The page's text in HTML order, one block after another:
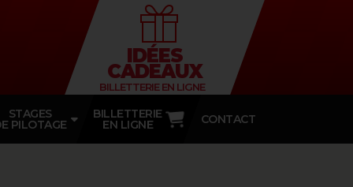
IDÉES
CADEAUX
BILLETTERIE EN LIGNE
STAGES
PILOTAGE
BILLETTERIE
EN LIGNE CONTACT